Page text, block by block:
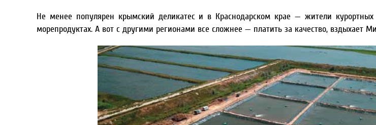
Не менее популярен крымский деликатес и в Краснодарском крае — жители
морепродуктах. А вот с другими регионами все сложнее — платить за качество, вздыхает